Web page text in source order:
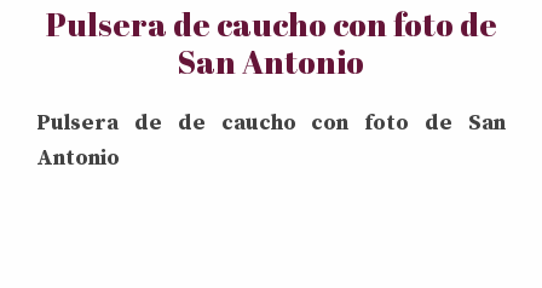
Pulsera de caucho con foto de
San Antonio
Pulsera de de caucho con foto de San
Antonio